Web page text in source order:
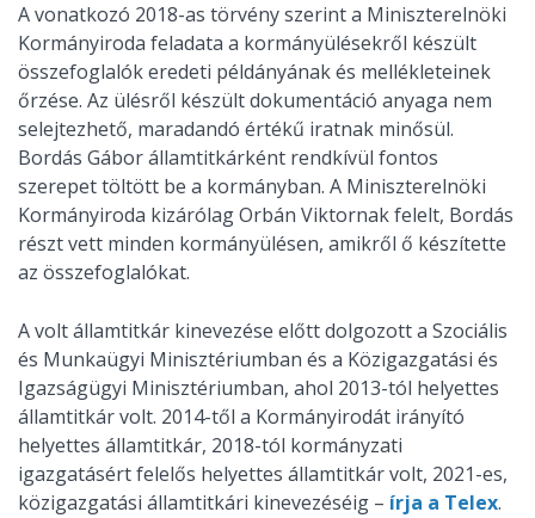
A vonatkozó 2018-as törvény szerint a Miniszterelnöki
Kormányiroda feladata a kormányülésekről készült
összefoglalók eredeti példányának és mellékleteinek
őrzése. Az ülésről készült dokumentáció anyaga nem
selejtezhető, maradandó értékű iratnak minősül.
Bordás Gábor államtitkárként rendkívül fontos
szerepet töltött be a kormányban. A Miniszterelnöki
Kormányiroda kizárólag Orbán Viktornak felelt, Bordás
részt vett minden kormányülésen, amikről ő készítette
az összefoglalókat.
A volt államtitkár kinevezése előtt dolgozott a Szociális
és Munkaügyi Minisztériumban és a Közigazgatási és
Igazságügyi Minisztériumban, ahol 2013-tól helyettes
államtitkár volt. 2014-től a Kormányirodát irányító
helyettes államtitkár, 2018-tól kormányzati
igazgatásért felelős helyettes államtitkár volt, 2021-es,
közigazgatási államtitkári kinevezéséig – írja a Telex.